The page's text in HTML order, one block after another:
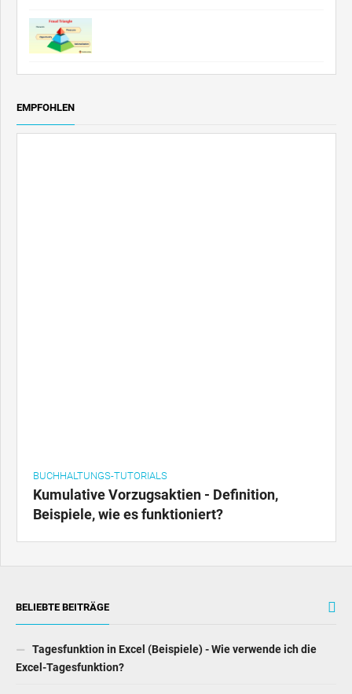
EMPFOHLEN
BUCHHALTUNGS-TUTORIALS
Kumulative Vorzugsaktien - Definition,
Beispiele, wie es funktioniert?
BELIEBTE BEITRÄGE
Tagesfunktion in Excel (Beispiele) - Wie verwende ich die
Excel-Tagesfunktion?